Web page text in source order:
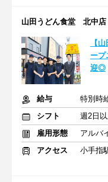
山田うどん食堂 北中
【
ープ
迎◎
給与
シフト
週2日
雇用形態
アルバ
アクセス
小手指